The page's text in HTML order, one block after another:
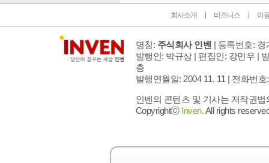
회사소개 비즈니스 이
명칭: 주식회사 인벤 | 등록번호: 경
발행인: 박규상 | 편집인: 강민우 |
층
발행연월일: 2004 11. 11 | 전화번호
인벤의 콘텐츠 및 기사는 저작권
Copyrightⓒ Inven.All rights